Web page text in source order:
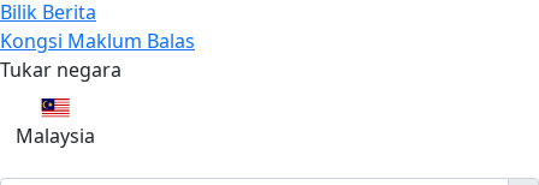
Bilik Berita
Kongsi Maklum Balas
Tukar negara
Malaysia